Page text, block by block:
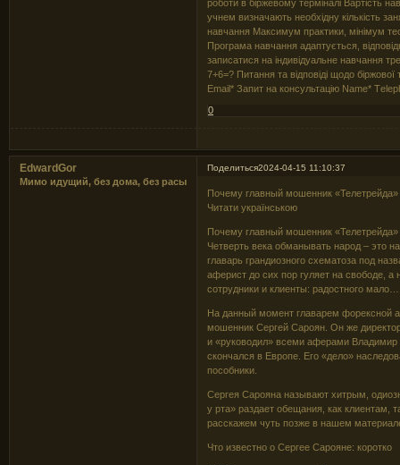
роботи в біржевому терміналі Вартість
учнем визначають необхідну кількість
навчання Максимум практики, мінімум
Програма навчання адаптується,
записатися на індивідуальне навчання
7+6=? Питання та відповіді щодо
Email* Запит на консультацію Name*
0
Поделиться2024-04-15 11:10:37
EdwardGor
Мимо идущий, без дома, без расы
Почему главный мошенник
Читати українською
Почему главный мошенник
Четверть века обманывать народ – это
главарь грандиозного схематоза под
аферист до сих пор гуляет на свободе,
сотрудники и клиенты: радостного мало…
На данный момент главарем форексной
мошенник Сергей Сароян. Он же
и «руководил» всеми аферами Владимир
скончался в Европе. Его «дело»
пособники.
Сергея Сарояна называют хитрым,
у рта» раздает обещания, как клиентам,
расскажем чуть позже в нашем
Что известно о Сергее Сарояне: коротко